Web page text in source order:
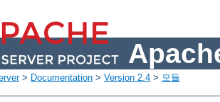
> Documentation > Version 2.4 > 모듈